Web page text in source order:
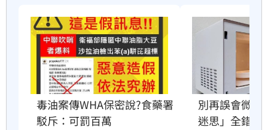
毒油案傳WHA保密說?食藥署
駁斥：可罰百萬
別再誤會微波
迷思」全錯了